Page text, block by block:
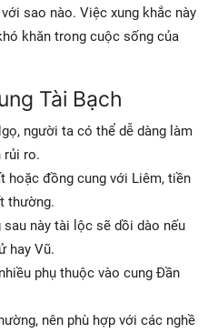
sao nào. Việc xung khắc này
khăn trong cuộc sống của
Tài Bạch
người ta có thể dễ dàng làm
rủi ro.
hoặc đồng cung với Liêm, tiền
thường.
sau này tài lộc sẽ dồi dào nếu
hay Vũ.
phụ thuộc vào cung Đần
nên phù hợp với các nghề